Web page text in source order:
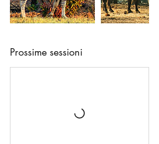
Prossime sessioni